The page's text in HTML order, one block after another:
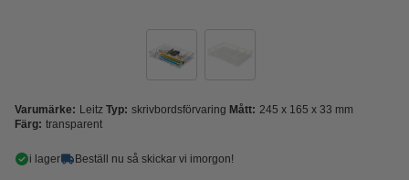
Varumärke: Leitz Typ: skrivbordsförvaring Mått: 245 x 165 x 33 mm
Färg: transparent
i lager Beställ nu så skickar vi imorgon!